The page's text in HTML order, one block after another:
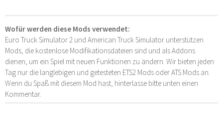
Wofür werden diese Mods verwendet:
Euro Truck Simulator 2 und American Truck Simulator unterstützen
Mods, die kostenlose Modifikationsdateien sind und als Addons
dienen, um ein Spiel mit neuen Funktionen zu ändern. Wir bieten jeden
Tag nur die langlebigen und getesteten ETS2 Mods oder ATS Mods an.
Wenn du Spaß mit diesem Mod hast, hinterlasse bitte unten einen
Kommentar.